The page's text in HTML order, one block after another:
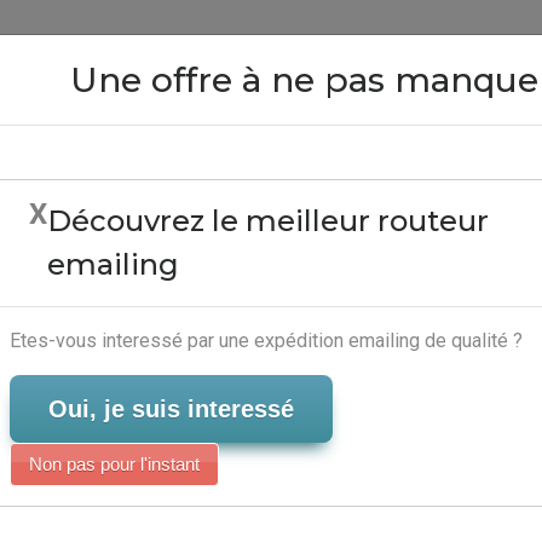
Iweb - Editeur
Close
Une offre à ne pas
XDécouvrez le meilleur routeur
emailing
Etes-vous interessé par une expédition emailing de qualité ?
Oui, je suis interessé
Non pas pour l'instant